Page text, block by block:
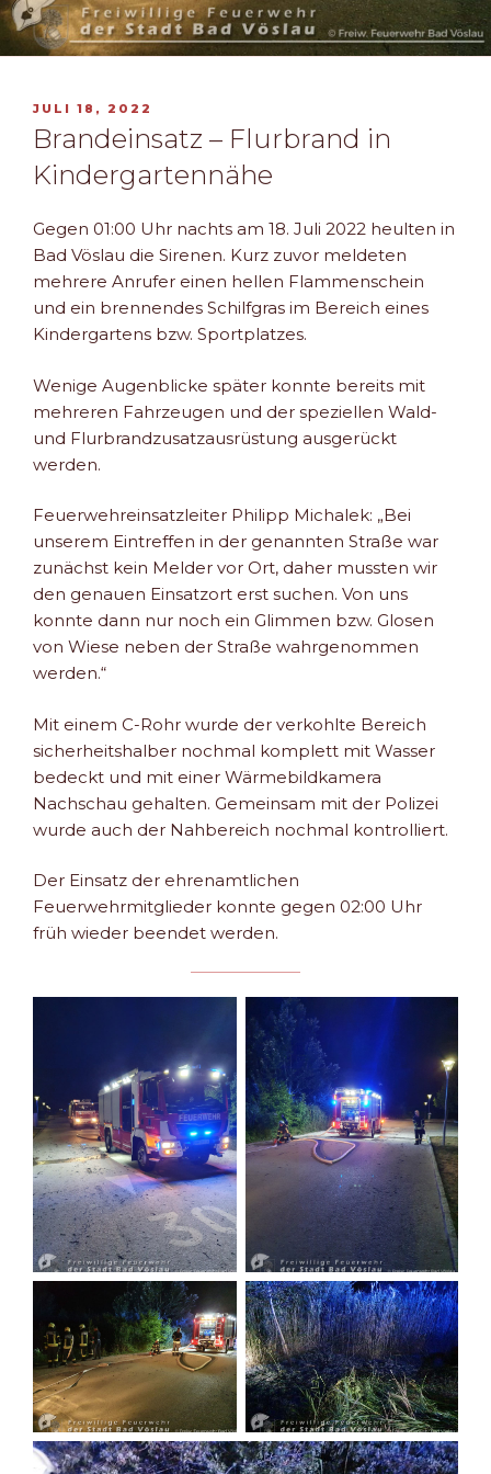
VERÖFFENTLICHT
AM
JULI 18, 2022
Brandeinsatz – Flurbrand in
Kindergartennähe
Gegen 01:00 Uhr nachts am 18. Juli 2022 heulten in
Bad Vöslau die Sirenen. Kurz zuvor meldeten
mehrere Anrufer einen hellen Flammenschein
und ein brennendes Schilfgras im Bereich eines
Kindergartens bzw. Sportplatzes.
Wenige Augenblicke später konnte bereits mit
mehreren Fahrzeugen und der speziellen Wald-
und Flurbrandzusatzausrüstung ausgerückt
werden.
Feuerwehreinsatzleiter Philipp Michalek: „Bei
unserem Eintreffen in der genannten Straße war
zunächst kein Melder vor Ort, daher mussten wir
den genauen Einsatzort erst suchen. Von uns
konnte dann nur noch ein Glimmen bzw. Glosen
von Wiese neben der Straße wahrgenommen
werden.“
Mit einem C-Rohr wurde der verkohlte Bereich
sicherheitshalber nochmal komplett mit Wasser
bedeckt und mit einer Wärmebildkamera
Nachschau gehalten. Gemeinsam mit der Polizei
wurde auch der Nahbereich nochmal kontrolliert.
Der Einsatz der ehrenamtlichen
Feuerwehrmitglieder konnte gegen 02:00 Uhr
früh wieder beendet werden.